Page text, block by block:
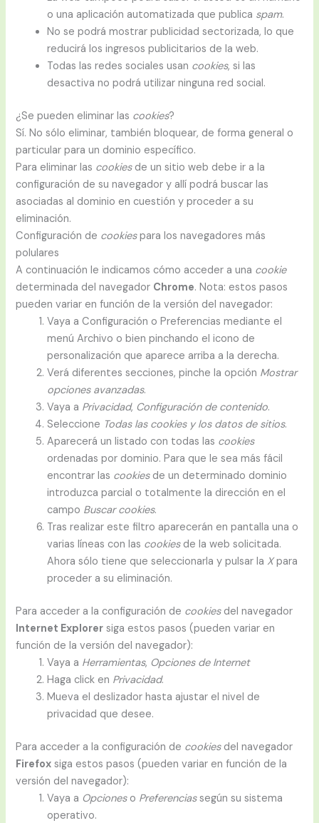
o una aplicación automatizada que publica spam.
No se podrá mostrar publicidad sectorizada, lo que
reducirá los ingresos publicitarios de la web.
Todas las redes sociales usan cookies, si las
desactiva no podrá utilizar ninguna red social.
¿Se pueden eliminar las cookies?
Sí. No sólo eliminar, también bloquear, de forma general o
particular para un dominio específico.
Para eliminar las cookiesde un sitio web debe ir a la
configuración de su navegador y allí podrá buscar las
asociadas al dominio en cuestión y proceder a su
eliminación.
Configuración de cookiespara los navegadores más
polulares
A continuación le indicamos cómo acceder a una cookie
determinada del navegador Chrome. Nota: estos pasos
pueden variar en función de la versión del navegador:
Vaya a Configuración o Preferencias mediante el
menú Archivo o bien pinchando el icono de
personalización que aparece arriba a la derecha.
Verá diferentes secciones, pinche la opción Mostrar
opciones avanzadas.
Vaya a Privacidad, Configuración de contenido.
Seleccione Todas las cookiesy los datos de sitios.
Aparecerá un listado con todas las cookies
ordenadas por dominio. Para que le sea más fácil
encontrar las cookiesde un determinado dominio
introduzca parcial o totalmente la dirección en el
campo Buscar cookies.
Tras realizar este filtro aparecerán en pantalla una o
varias líneas con las cookiesde la web solicitada.
Ahora sólo tiene que seleccionarla y pulsar la Xpara
proceder a su eliminación.
Para acceder a la configuración de cookiesdel navegador
Internet Explorer siga estos pasos (pueden variar en
función de la versión del navegador):
Vaya a Herramientas, Opciones de Internet
Haga click en Privacidad.
Mueva el deslizador hasta ajustar el nivel de
privacidad que desee.
Para acceder a la configuración de cookiesdel navegador
Firefox siga estos pasos (pueden variar en función de la
versión del navegador):
Vaya a Opcioneso Preferenciassegún su sistema
operativo.